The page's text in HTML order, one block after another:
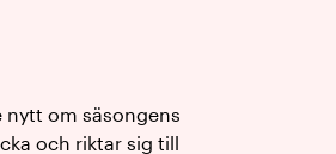
nytt om säsongens
och riktar sig till